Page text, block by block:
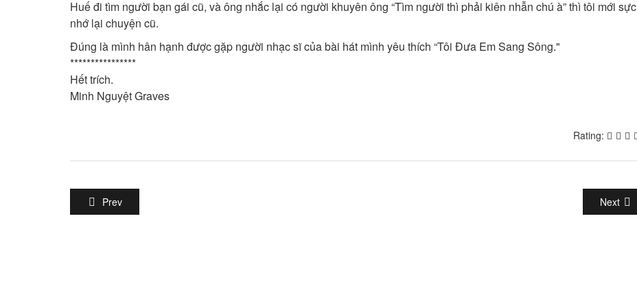
Huế đi tìm người bạn gái cũ, và ông nhắc lại có người khuyên ông “Tìm người thì phải kiên nhẫn chú à” thì tôi mới sực
nhớ lại chuyện cũ.
Đúng là mình hân hạnh được gặp người nhạc sĩ của bài hát mình yêu thích “Tôi Đưa Em Sang Sông."
****************
Hết trích.
Minh Nguyệt Graves
Rating:
Prev Next